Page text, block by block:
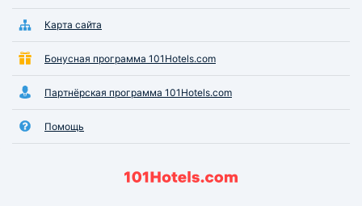
Карта сайта
Бонусная программа 101Hotels.com
Партнёрская программа 101Hotels.com
Помощь